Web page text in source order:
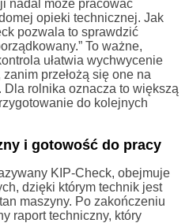
nadal może pracować
opieki technicznej. Jak
pozwala to sprawdzić
To ważne,
ułatwia wychwycenie
przełożą się one na
rolnika oznacza to większą
do kolejnych
i gotowość do pracy
KIP-Check, obejmuje
dzięki którym technik jest
maszyny. Po zakończeniu
raport techniczny, który